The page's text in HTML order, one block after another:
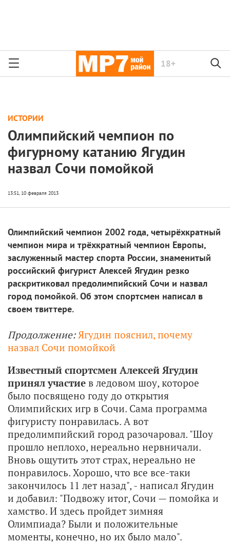
18+
ИСТОРИИ
Олимпийский чемпион по
фигурному катанию Ягудин
назвал Сочи помойкой
Олимпийский чемпион 2002 года, четырёхкратный
чемпион мира и трёхкратный чемпион Европы,
заслуженный мастер спорта России, знаменитый
российский фигурист Алексей Ягудин резко
раскритиковал предолимпийский Сочи и назвал
город помойкой. Об этом спортсмен написал в
своем твиттере.
Продолжение: Ягудин пояснил, почему
назвал Сочи помойкой
Известный спортсмен Алексей Ягудин
принял участие в ледовом шоу, которое
было посвящено году до открытия
Олимпийских игр в Сочи. Сама программа
фигуристу понравилась. А вот
предолимпийский город разочаровал. "Шоу
прошло неплохо, нереально нервничали.
Вновь ощутить этот страх, нереально не
понравилось. Хорошо, что все все-таки
закончилось 11 лет назад", - написал Ягудин
и добавил: "Подвожу итог, Сочи — помойка и
хамство. И здесь пройдет зимняя
Олимпиада? Были и положительные
моменты, конечно, но их было мало".